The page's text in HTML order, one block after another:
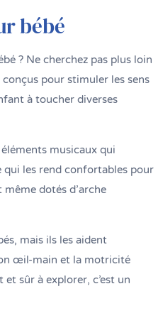
bébé
? Ne cherchez pas plus loin
pour stimuler les sens
à toucher diverses
musicaux qui
les rend confortables pour
dotés d’arche
mais ils les aident
œil-main et la motricité
sûr à explorer, c’est un